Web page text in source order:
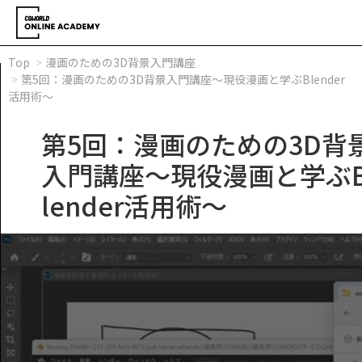
Top
漫画のための3D背景入門講座
第5回：漫画のための3D背景入門講座～現役漫画と学ぶBlender
活用術～
第5回：漫画のための3D背
入門講座～現役漫画と学ぶ
lender活用術～